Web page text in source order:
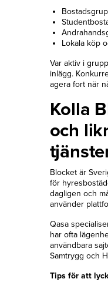
Lokala köp
Var aktiv i
inlägg.
agera fort när
Kolla
och
Blocket är
för
dagligen och
använder
Qasa
har ofta
användbara
Samtrygg och
Tips för att